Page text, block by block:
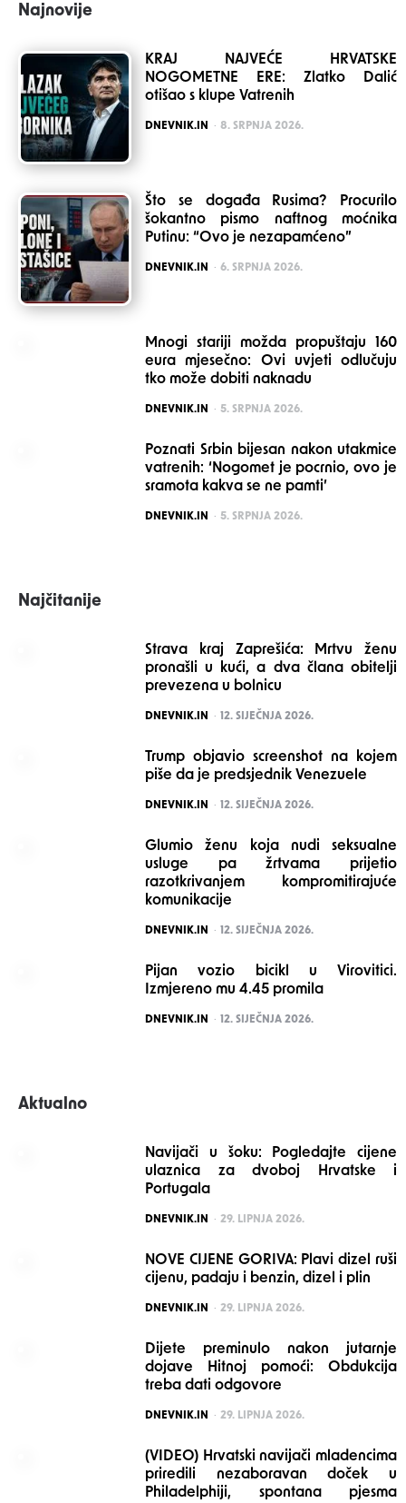
Najnovije
KRAJ NAJVEĆE HRVATSKE
NOGOMETNE ERE: Zlatko Dalić
otišao s klupe Vatrenih
POSTED
DNEVNIK.IN 8. SRPNJA 2026.
Što se događa Rusima? Procurilo
šokantno pismo naftnog moćnika
Putinu: “Ovo je nezapamćeno”
POSTED
DNEVNIK.IN 6. SRPNJA 2026.
Mnogi stariji možda propuštaju 160
eura mjesečno: Ovi uvjeti odlučuju
tko može dobiti naknadu
POSTED
DNEVNIK.IN 5. SRPNJA 2026.
Poznati Srbin bijesan nakon utakmice
vatrenih: ‘Nogomet je pocrnio, ovo je
sramota kakva se ne pamti’
POSTED
DNEVNIK.IN 5. SRPNJA 2026.
Najčitanije
Strava kraj Zaprešića: Mrtvu ženu
pronašli u kući, a dva člana obitelji
prevezena u bolnicu
POSTED
DNEVNIK.IN 12. SIJEČNJA 2026.
Trump objavio screenshot na kojem
piše da je predsjednik Venezuele
POSTED
DNEVNIK.IN 12. SIJEČNJA 2026.
Glumio ženu koja nudi seksualne
usluge pa žrtvama prijetio
razotkrivanjem kompromitirajuće
komunikacije
POSTED
DNEVNIK.IN 12. SIJEČNJA 2026.
Pijan vozio bicikl u Virovitici.
Izmjereno mu 4.45 promila
POSTED
DNEVNIK.IN 12. SIJEČNJA 2026.
Aktualno
Navijači u šoku: Pogledajte cijene
ulaznica za dvoboj Hrvatske i
Portugala
POSTED
DNEVNIK.IN 29. LIPNJA 2026.
NOVE CIJENE GORIVA: Plavi dizel ruši
cijenu, padaju i benzin, dizel i plin
POSTED
DNEVNIK.IN 29. LIPNJA 2026.
Dijete preminulo nakon jutarnje
dojave Hitnoj pomoći: Obdukcija
treba dati odgovore
POSTED
DNEVNIK.IN 29. LIPNJA 2026.
(VIDEO) Hrvatski navijači mladencima
priredili nezaboravan doček u
Philadelphiji, spontana pjesma